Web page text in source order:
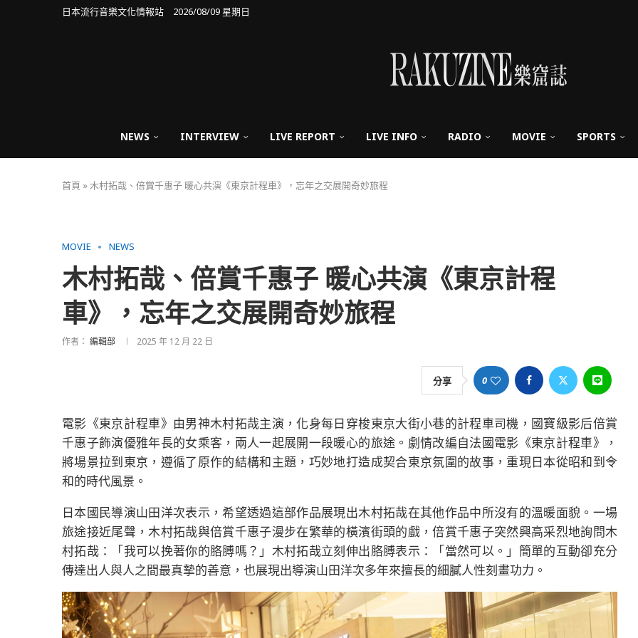
日本流行音樂文化情報站 2026/08/09 星期日
NEWS INTERVIEW LIVE REPORT LIVE INFO RADIO MOVIE SPORTS
首頁 »木村拓哉、倍賞千惠子 暖心共演《東京計程車》，忘年之交展開奇妙旅程
MOVIE NEWS
木村拓哉、倍賞千惠子 暖心共演《東京計程
車》，忘年之交展開奇妙旅程
作者： 編輯部 2025 年 12 月 22 日
分享 0
電影《東京計程車》由男神木村拓哉主演，化身每日穿梭東京大街小巷的計程車司機，國寶級影后倍賞
千惠子飾演優雅年長的女乘客，兩人一起展開一段暖心的旅途。劇情改編自法國電影《東京計程車》，
將場景拉到東京，遵循了原作的結構和主題，巧妙地打造成契合東京氛圍的故事，重現日本從昭和到令
和的時代風景。
日本國民導演山田洋次表示，希望透過這部作品展現出木村拓哉在其他作品中所沒有的溫暖面貌。一場
旅途接近尾聲，木村拓哉與倍賞千惠子漫步在繁華的橫濱街頭的戲，倍賞千惠子突然興高采烈地詢問木
村拓哉：「我可以挽著你的胳膊嗎？」木村拓哉立刻伸出胳膊表示：「當然可以。」簡單的互動卻充分
傳達出人與人之間最真摯的善意，也展現出導演山田洋次多年來擅長的細膩人性刻畫功力。